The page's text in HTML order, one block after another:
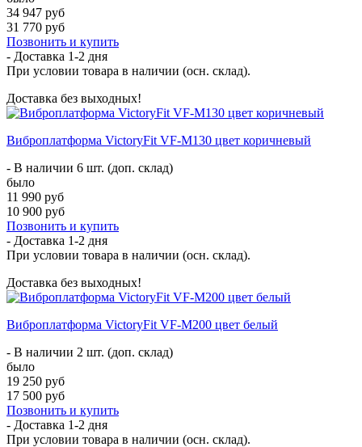
34 947 руб
31 770 руб
Позвонить и купить
- Доставка 1-2 дня
При условии товара в наличии (осн. склад).
Доставка без выходных!
Виброплатформа VictoryFit VF-M130 цвет коричневый
- В наличии 6 шт. (доп. склад)
было
11 990 руб
10 900 руб
Позвонить и купить
- Доставка 1-2 дня
При условии товара в наличии (осн. склад).
Доставка без выходных!
Виброплатформа VictoryFit VF-M200 цвет белый
- В наличии 2 шт. (доп. склад)
было
19 250 руб
17 500 руб
Позвонить и купить
- Доставка 1-2 дня
При условии товара в наличии (осн. склад).